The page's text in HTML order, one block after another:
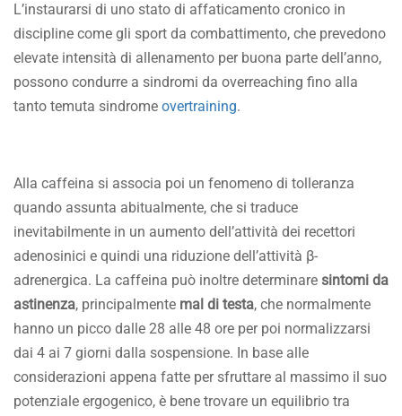
L’instaurarsi di uno stato di affaticamento cronico in
discipline come gli sport da combattimento, che prevedono
elevate intensità di allenamento per buona parte dell’anno,
possono condurre a sindromi da overreaching fino alla
tanto temuta sindrome overtraining.
Alla caffeina si associa poi un fenomeno di tolleranza
quando assunta abitualmente, che si traduce
inevitabilmente in un aumento dell’attività dei recettori
adenosinici e quindi una riduzione dell’attività β-
adrenergica. La caffeina può inoltre determinare sintomi da
astinenza, principalmente mal di testa, che normalmente
hanno un picco dalle 28 alle 48 ore per poi normalizzarsi
dai 4 ai 7 giorni dalla sospensione. In base alle
considerazioni appena fatte per sfruttare al massimo il suo
potenziale ergogenico, è bene trovare un equilibrio tra